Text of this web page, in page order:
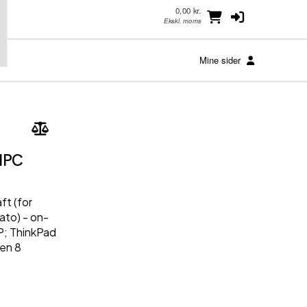
0,00 kr.
Ekskl. moms
Mine sider
(for
- on-
ThinkPad
8